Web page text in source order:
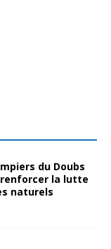
du Doubs
la lutte
naturels